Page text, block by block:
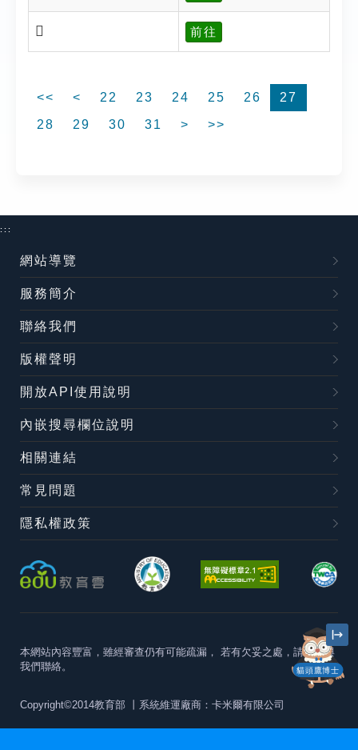
𠜷 前往
<< < 22 23 24 25 26
27
28
29 30 31 > >>
貓頭鷹博士
:::
網站導覽
服務簡介
聯絡我們
版權聲明
開放API使用說明
內嵌搜尋欄位說明
相關連結
常見問題
隱私權政策
本網站內容豐富，雖經審查仍有可能疏漏， 若有欠妥之處，請隨時與
我們聯絡。
Copyright©2014教育部 丨系統維運廠商：卡米爾有限公司